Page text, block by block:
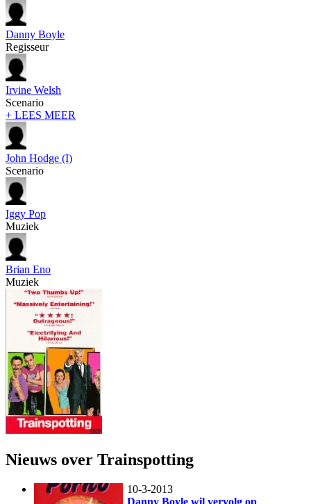
Danny Boyle
Regisseur
Irvine Welsh
Scenario
+ LEES MEER
John Hodge (I)
Scenario
Iggy Pop
Muziek
Brian Eno
Muziek
Nieuws over Trainspotting
10-3-2013
Danny Boyle wil vervolg op